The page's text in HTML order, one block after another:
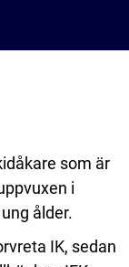
som är
i
ålder.
IK, sedan